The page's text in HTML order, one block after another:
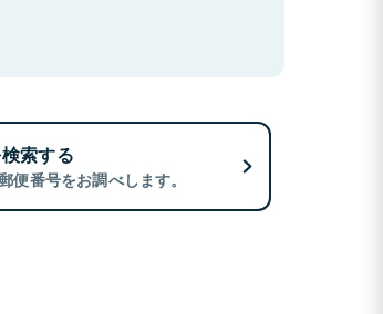
索する
便番号をお調べします。